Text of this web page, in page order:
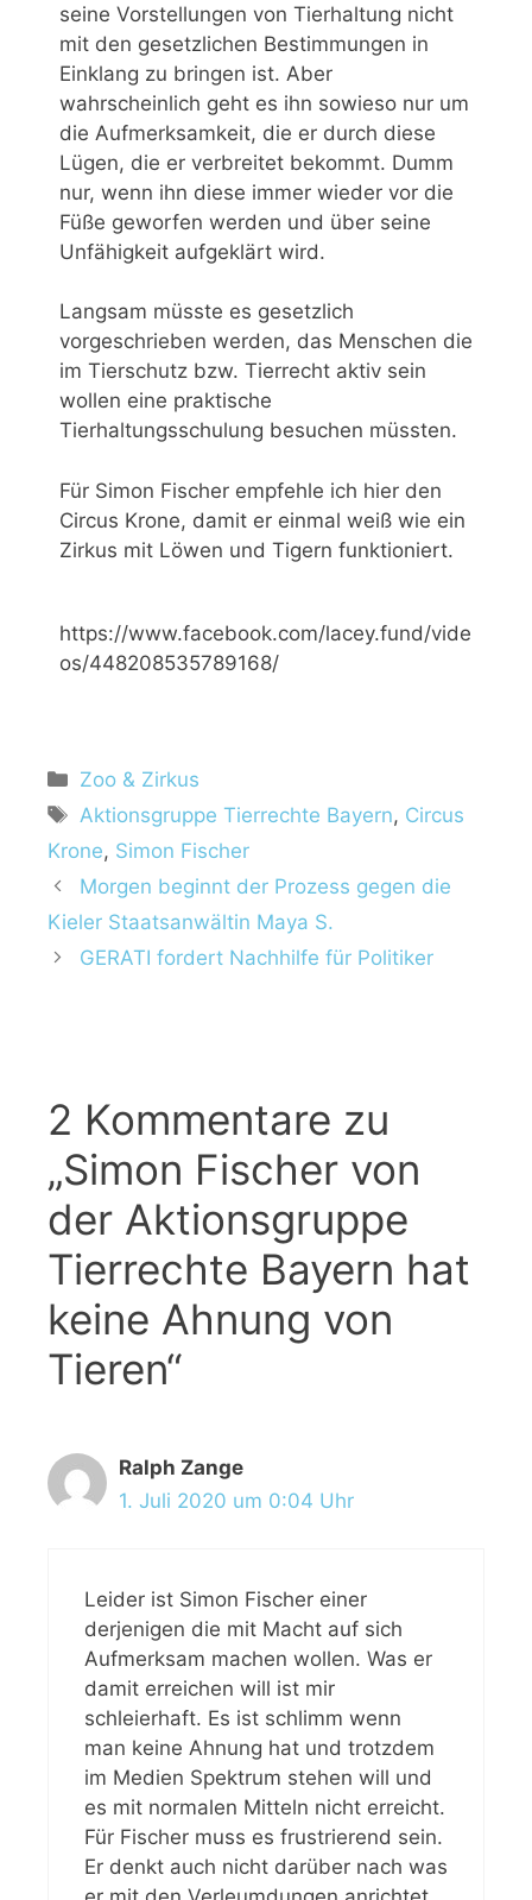
seine Vorstellungen von Tierhaltung nicht
mit den gesetzlichen Bestimmungen in
Einklang zu bringen ist. Aber
wahrscheinlich geht es ihn sowieso nur um
die Aufmerksamkeit, die er durch diese
Lügen, die er verbreitet bekommt. Dumm
nur, wenn ihn diese immer wieder vor die
Füße geworfen werden und über seine
Unfähigkeit aufgeklärt wird.
Langsam müsste es gesetzlich
vorgeschrieben werden, das Menschen die
im Tierschutz bzw. Tierrecht aktiv sein
wollen eine praktische
Tierhaltungsschulung besuchen müssten.
Für Simon Fischer empfehle ich hier den
Circus Krone, damit er einmal weiß wie ein
Zirkus mit Löwen und Tigern funktioniert.
https://www.facebook.com/lacey.fund/vide
os/448208535789168/
Zoo & Zirkus
Aktionsgruppe Tierrechte Bayern, Circus
Krone, Simon Fischer
Morgen beginnt der Prozess gegen die
Kieler Staatsanwältin Maya S.
GERATI fordert Nachhilfe für Politiker
2 Kommentare zu
„Simon Fischer von
der Aktionsgruppe
Tierrechte Bayern hat
keine Ahnung von
Tieren“
Ralph Zange
1. Juli 2020 um 0:04 Uhr
Leider ist Simon Fischer einer
derjenigen die mit Macht auf sich
Aufmerksam machen wollen. Was er
damit erreichen will ist mir
schleierhaft. Es ist schlimm wenn
man keine Ahnung hat und trotzdem
im Medien Spektrum stehen will und
es mit normalen Mitteln nicht erreicht.
Für Fischer muss es frustrierend sein.
Er denkt auch nicht darüber nach was